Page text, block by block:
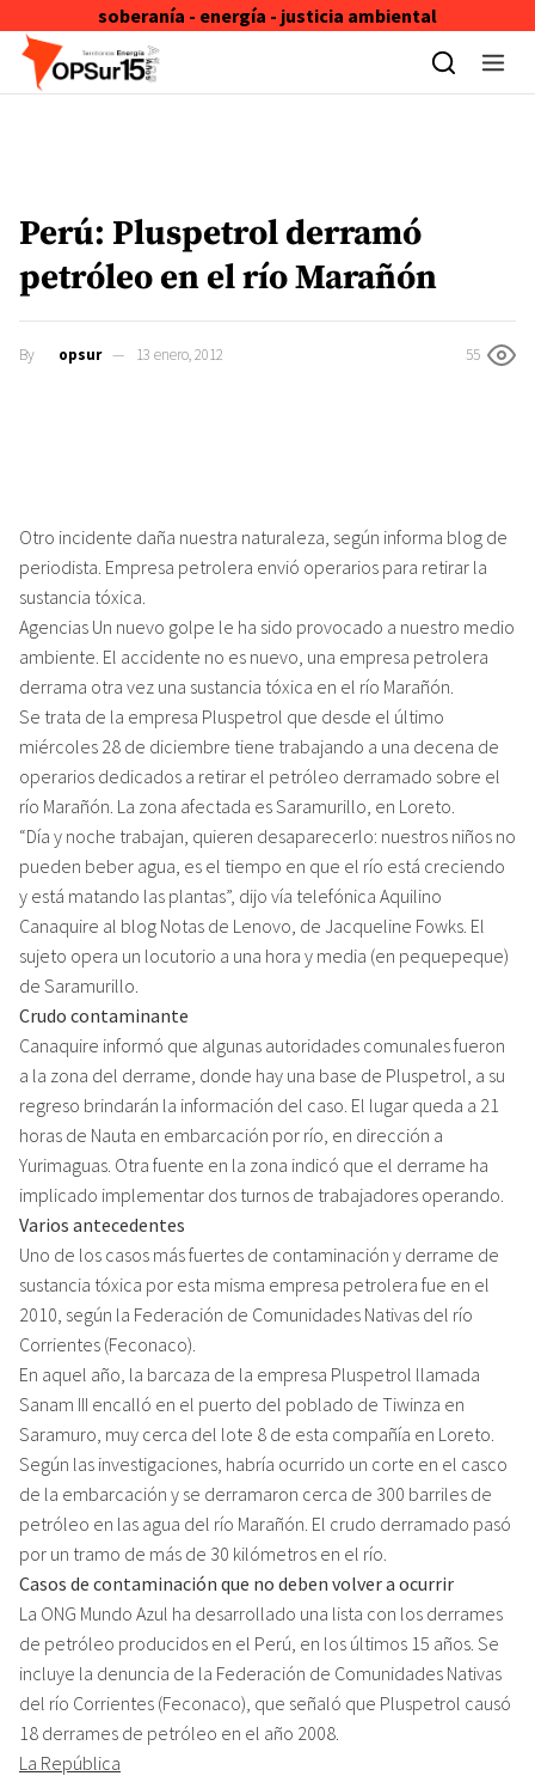
soberanía - energía - justicia ambiental
Skip to content
Perú: Pluspetrol derramó
petróleo en el río Marañón
By opsur 13 enero, 2012 55
Otro incidente daña nuestra naturaleza, según informa blog de
periodista. Empresa petrolera envió operarios para retirar la
sustancia tóxica.
Agencias Un nuevo golpe le ha sido provocado a nuestro medio
ambiente. El accidente no es nuevo, una empresa petrolera
derrama otra vez una sustancia tóxica en el río Marañón.
Se trata de la empresa Pluspetrol que desde el último
miércoles 28 de diciembre tiene trabajando a una decena de
operarios dedicados a retirar el petróleo derramado sobre el
río Marañón. La zona afectada es Saramurillo, en Loreto.
“Día y noche trabajan, quieren desaparecerlo: nuestros niños no
pueden beber agua, es el tiempo en que el río está creciendo
y está matando las plantas”, dijo vía telefónica Aquilino
Canaquire al blog Notas de Lenovo, de Jacqueline Fowks. El
sujeto opera un locutorio a una hora y media (en pequepeque)
de Saramurillo.
Crudo contaminante
Canaquire informó que algunas autoridades comunales fueron
a la zona del derrame, donde hay una base de Pluspetrol, a su
regreso brindarán la información del caso. El lugar queda a 21
horas de Nauta en embarcación por río, en dirección a
Yurimaguas. Otra fuente en la zona indicó que el derrame ha
implicado implementar dos turnos de trabajadores operando.
Varios antecedentes
Uno de los casos más fuertes de contaminación y derrame de
sustancia tóxica por esta misma empresa petrolera fue en el
2010, según la Federación de Comunidades Nativas del río
Corrientes (Feconaco).
En aquel año, la barcaza de la empresa Pluspetrol llamada
Sanam III encalló en el puerto del poblado de Tiwinza en
Saramuro, muy cerca del lote 8 de esta compañía en Loreto.
Según las investigaciones, habría ocurrido un corte en el casco
de la embarcación y se derramaron cerca de 300 barriles de
petróleo en las agua del río Marañón. El crudo derramado pasó
por un tramo de más de 30 kilómetros en el río.
Casos de contaminación que no deben volver a ocurrir
La ONG Mundo Azul ha desarrollado una lista con los derrames
de petróleo producidos en el Perú, en los últimos 15 años. Se
incluye la denuncia de la Federación de Comunidades Nativas
del río Corrientes (Feconaco), que señaló que Pluspetrol causó
18 derrames de petróleo en el año 2008.
La República